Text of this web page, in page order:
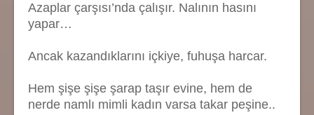
Azaplar çarşısı’nda çalışır. Nalının hasını
yapar…
Ancak kazandıklarını içkiye, fuhuşa harcar.
Hem şişe şişe şarap taşır evine, hem de
nerde namlı mimli kadın varsa takar peşine..